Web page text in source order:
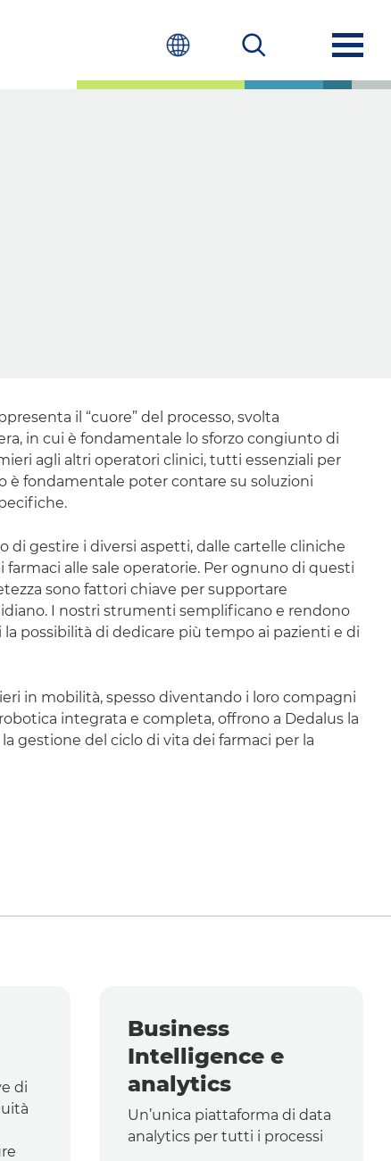
il “cuore” del processo, svolta
in cui è fondamentale lo sforzo congiunto di
agli altri operatori clinici, tutti essenziali per
fondamentale poter contare su soluzioni
di gestire i diversi aspetti, dalle cartelle cliniche
alle sale operatorie. Per ognuno di questi
sono fattori chiave per supportare
I nostri strumenti semplificano e rendono
possibilità di dedicare più tempo ai pazienti e di
in mobilità, spesso diventando i loro compagni
integrata e completa, offrono a Dedalus la
gestione del ciclo di vita dei farmaci per la
di
Business
Intelligencee
analytics
Un’unica piattaforma di data
analyticsper tutti i processi